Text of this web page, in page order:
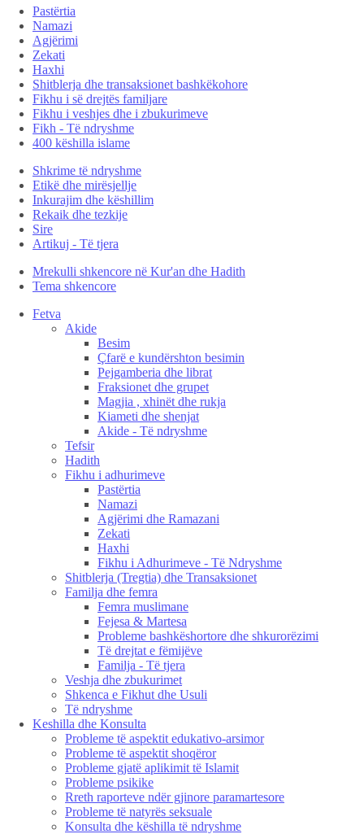
Pastërtia
Namazi
Agjërimi
Zekati
Haxhi
Shitblerja dhe transaksionet bashkëkohore
Fikhu i së drejtës familjare
Fikhu i veshjes dhe i zbukurimeve
Fikh - Të ndryshme
400 këshilla islame
Shkrime të ndryshme
Etikë dhe mirësjellje
Inkurajim dhe këshillim
Rekaik dhe tezkije
Sire
Artikuj - Të tjera
Mrekulli shkencore në Kur'an dhe Hadith
Tema shkencore
Fetva
Akide
Besim
Çfarë e kundërshton besimin
Pejgamberia dhe librat
Fraksionet dhe grupet
Magjia , xhinët dhe rukja
Kiameti dhe shenjat
Akide - Të ndryshme
Tefsir
Hadith
Fikhu i adhurimeve
Pastërtia
Namazi
Agjërimi dhe Ramazani
Zekati
Haxhi
Fikhu i Adhurimeve - Të Ndryshme
Shitblerja (Tregtia) dhe Transaksionet
Familja dhe femra
Femra muslimane
Fejesa & Martesa
Probleme bashkëshortore dhe shkurorëzimi
Të drejtat e fëmijëve
Familja - Të tjera
Veshja dhe zbukurimet
Shkenca e Fikhut dhe Usuli
Të ndryshme
Keshilla dhe Konsulta
Probleme të aspektit edukativo-arsimor
Probleme të aspektit shoqëror
Probleme gjatë aplikimit të Islamit
Probleme psikike
Rreth raporteve ndër gjinore paramartesore
Probleme të natyrës seksuale
Konsulta dhe këshilla të ndryshme